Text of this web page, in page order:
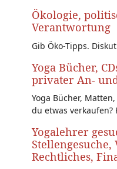
Ökologie,
Verantwortung
Gib Öko-Tipps.
Yoga Bücher,
privater An-
Yoga Bücher,
du etwas verkaufen?
Yogalehrer
Rechtliches,